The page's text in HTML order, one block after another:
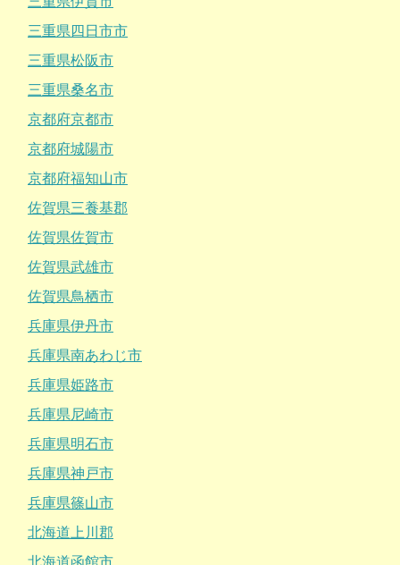
三重県四日市市
三重県松阪市
三重県桑名市
京都府京都市
京都府城陽市
京都府福知山市
佐賀県三養基郡
佐賀県佐賀市
佐賀県武雄市
佐賀県鳥栖市
兵庫県伊丹市
兵庫県南あわじ市
兵庫県姫路市
兵庫県尼崎市
兵庫県明石市
兵庫県神戸市
兵庫県篠山市
北海道上川郡
北海道函館市